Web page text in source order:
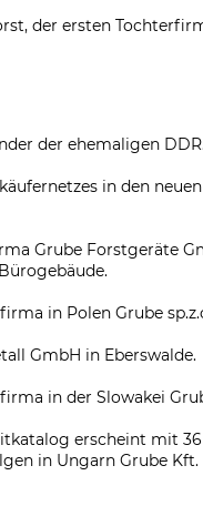
der ersten
der ehemaligen
in den
Grube Forstgeräte
in Polen Grube
GmbH in Eberswalde.
in der Slowakei
erscheint mit
in Ungarn Grube